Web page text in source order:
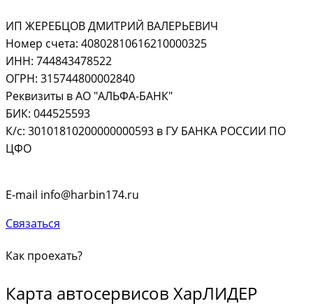
ИП ЖЕРЕБЦОВ ДМИТРИЙ ВАЛЕРЬЕВИЧ
Номер счета: 40802810616210000325
ИНН: 744843478522
ОГРН: 315744800002840
Реквизиты в АО "АЛЬФА-БАНК"
БИК: 044525593
К/с: 30101810200000000593 в ГУ БАНКА РОССИИ ПО
ЦФО
E-mail info@harbin174.ru
Связаться
Как проехать?
Карта автосервисов ХарЛИДЕР